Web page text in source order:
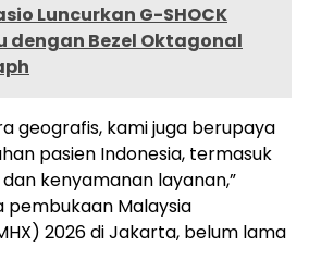
Luncurkan G-SHOCK
dengan Bezel Oktagonal
geografis, kami juga berupaya
pasien Indonesia, termasuk
kenyamanan layanan,”
pembukaan Malaysia
2026 di Jakarta, belum lama